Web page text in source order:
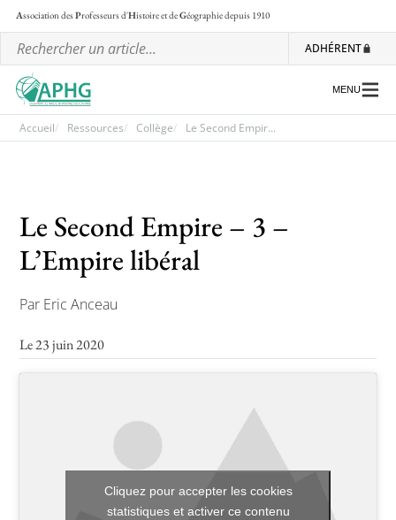
Association desProfesseurs d'Histoire et deGéographiedepuis 1910
ADHÉRENT
Les régionales
Les ateliers nationaux
Toutes les actualités
Les rendez-vous de l’APHG
MENU
Accueil Ressources Collège Le Second Empir...
Le Second Empire – 3 –
L’Empire libéral
Par Eric Anceau
Le 23 juin 2020
Cliquez pour accepter les cookies
statistiques et activer ce contenu